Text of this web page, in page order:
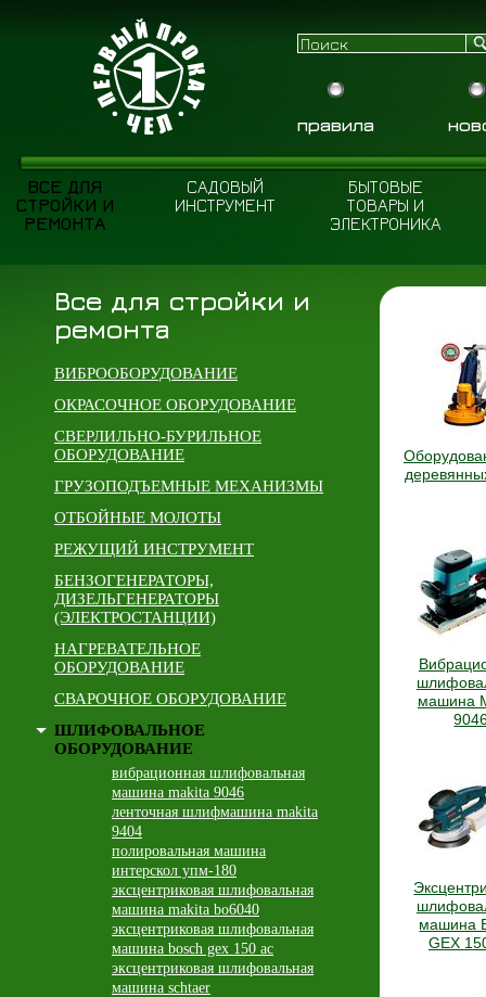
правила
ВСЕ ДЛЯ
СТРОЙКИ И
РЕМОНТА
САДОВЫЙ
ИНСТРУМЕНТ
БЫТОВЫЕ
ТОВАРЫ И
ЭЛЕКТРОНИКА
Все для стройки и
ремонта
ВИБРООБОРУДОВАНИЕ
ОКРАСОЧНОЕ ОБОРУДОВАНИЕ
СВЕРЛИЛЬНО-БУРИЛЬНОЕ
ОБОРУДОВАНИЕ
ГРУЗОПОДЪЕМНЫЕ МЕХАНИЗМЫ
ОТБОЙНЫЕ МОЛОТЫ
РЕЖУЩИЙ ИНСТРУМЕНТ
БЕНЗОГЕНЕРАТОРЫ,
ДИЗЕЛЬГЕНЕРАТОРЫ
(ЭЛЕКТРОСТАНЦИИ)
НАГРЕВАТЕЛЬНОЕ
ОБОРУДОВАНИЕ
СВАРОЧНОЕ ОБОРУДОВАНИЕ
ШЛИФОВАЛЬНОЕ
ОБОРУДОВАНИЕ
вибрационная шлифовальная
машина makita 9046
ленточная шлифмашина makita
9404
полировальная машина
интерскол упм-180
эксцентриковая шлифовальная
машина makita bo6040
эксцентриковая шлифовальная
машина bosch gex 150 ac
эксцентриковая шлифовальная
машина schtaer
машина
машина
GEX